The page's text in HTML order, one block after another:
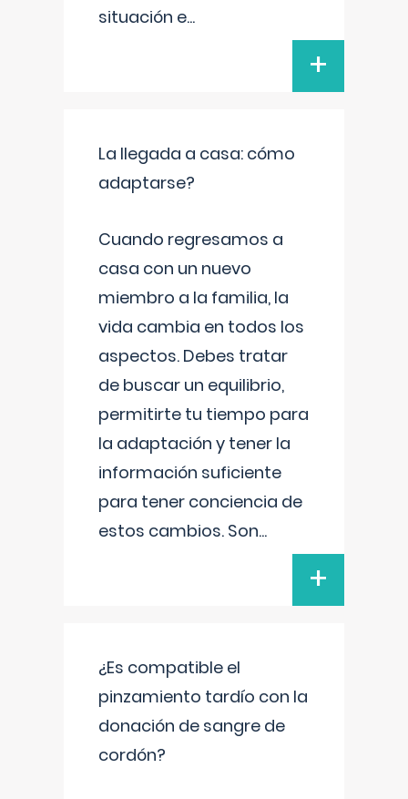
situación e...
+
La llegada a casa: cómo
adaptarse?
Cuando regresamos a
casa con un nuevo
miembro a la familia, la
vida cambia en todos los
aspectos. Debes tratar
de buscar un equilibrio,
permitirte tu tiempo para
la adaptación y tener la
información suficiente
para tener conciencia de
estos cambios. Son...
+
¿Es compatible el
pinzamiento tardío con la
donación de sangre de
cordón?